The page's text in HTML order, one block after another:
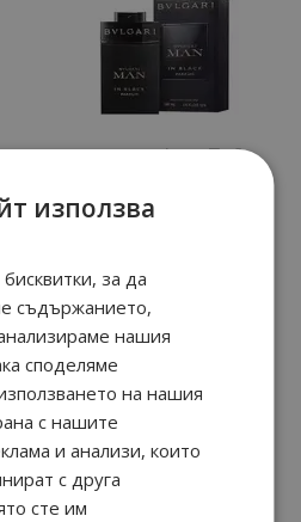
76.64 € / 149.
използва
за да
съдържанието,
нашия
споделяме
на нашия
с нашите
и анализи, които
с друга
сте им